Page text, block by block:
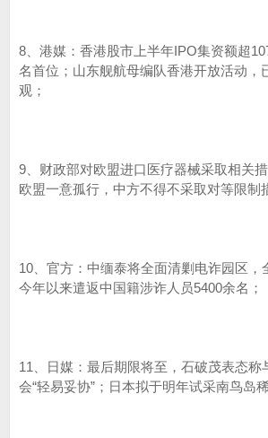
8、港媒：香港股市上半年IPO集资额超
名首位；山东舰航母编队香港开放活动，
观；
9、财政部对欧盟进口医疗器械采取相关
欧盟一意孤行，中方不得不采取对等限制
10、官方：中缅泰将全面清剿电诈园区，
今年以来遣返中国籍涉诈人员5400余名；
11、日媒：最后期限将至，石破茂表态称
会“轻易妥协”；日本拟于明年试采南鸟岛